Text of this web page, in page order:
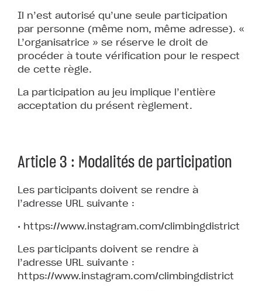
Il n’est autorisé qu’une seule participation
par personne (même nom, même adresse). «
L’organisatrice » se réserve le droit de
procéder à toute vérification pour le respect
de cette règle.
La participation au jeu implique l’entière
acceptation du présent règlement.
Article 3 : Modalités de participation
Les participants doivent se rendre à
l’adresse URL suivante :
• https://www.instagram.com/climbingdistrict
Les participants doivent se rendre à
l’adresse URL suivante :
https://www.instagram.com/climbingdistrict